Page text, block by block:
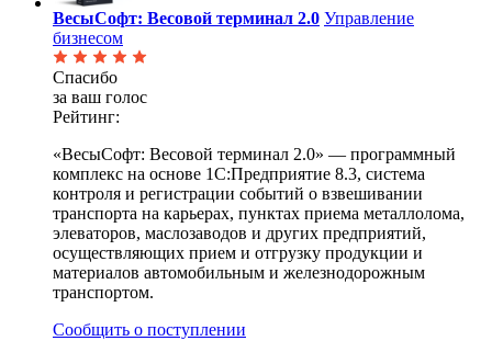
ВесыСофт: Весовой терминал 2.0 Управление
бизнесом
Спасибо
за ваш голос
Рейтинг:
«ВесыСофт: Весовой терминал 2.0» — программный
комплекс на основе 1С:Предприятие 8.3, система
контроля и регистрации событий о взвешивании
транспорта на карьерах, пунктах приема металлолома,
элеваторов, маслозаводов и других предприятий,
осуществляющих прием и отгрузку продукции и
материалов автомобильным и железнодорожным
транспортом.
Сообщить о поступлении